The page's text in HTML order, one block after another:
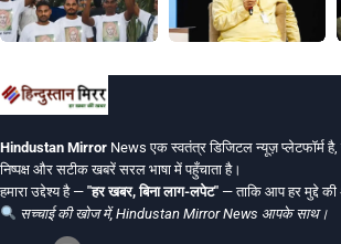
Hindustan Mirror News एक स्वतंत्र डिजिटल न्यूज़ प्लेटफॉर्म है,
निष्पक्ष और सटीक खबरें सरल भाषा में पहुँचाता है।
हमारा उद्देश्य है — "हर खबर, बिना लाग-लपेट" — ताकि आप हर मुद्दे
सच्चाई की खोज में, Hindustan Mirror News आपके साथ।